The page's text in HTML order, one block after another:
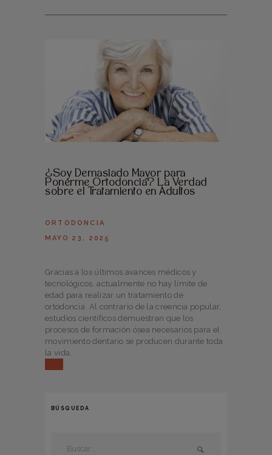
¿Soy Demasiado Mayor para
Ponerme Ortodoncia? La Verdad
sobre el Tratamiento en Adultos
ORTODONCIA
MAYO 23, 2025
Gracias a los últimos avances médicos y
tecnológicos, actualmente no hay límite de
edad para realizar un tratamiento de
ortodoncia. Al contrario de la creencia popular,
estudios científicos demuestran que los
procesos de formación ósea necesarios para el
movimiento dentario se producen durante toda
la vida.
BÚSQUEDA